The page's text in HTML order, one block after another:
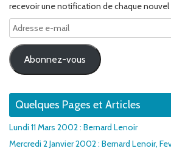
recevoir une notification de chaque nouvel
Adresse
e-
mail
Abonnez-vous
Quelques Pages et Articles
Lundi 11 Mars 2002 : Bernard Lenoir
Mercredi 2 Janvier 2002 : Bernard Lenoir,